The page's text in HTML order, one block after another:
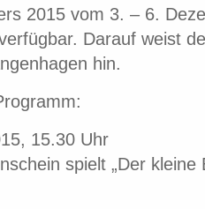
2015 vom 3. – 6.
Darauf weist
hin.
15.30 Uhr
spielt „Der